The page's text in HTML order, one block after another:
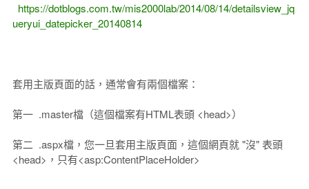
https://dotblogs.com.tw/mis2000lab/2014/08/14/detailsview_jq
ueryui_datepicker_20140814
套用主版頁面的話，通常會有兩個檔案：
第一 .master檔（這個檔案有HTML表頭 <head>）
第二 .aspx檔，您一旦套用主版頁面，這個網頁就 "沒" 表頭
<head>，只有<asp:ContentPlaceHolder>